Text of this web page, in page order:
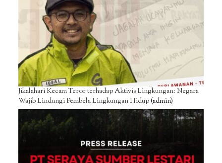
Jikalahari Kecam Teror terhadap Aktivis Lingkungan: Negara
Wajib Lindungi Pembela Lingkungan Hidup(admin)